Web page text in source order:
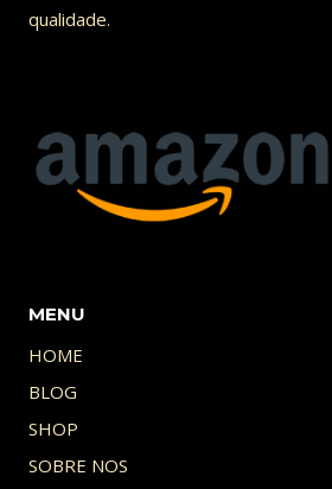
qualidade.
MENU
HOME
BLOG
SHOP
SOBRE NOS